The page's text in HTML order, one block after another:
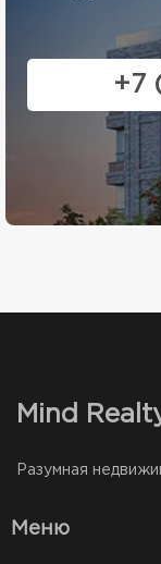
+7
Mind
Разумная
Меню